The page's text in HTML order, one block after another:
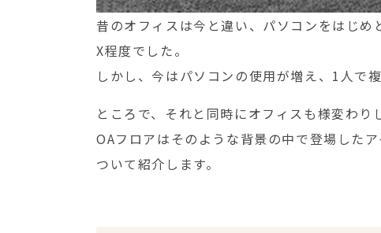
昔のオフィスは今と違い、パソコンをはじ
X程度でした。
しかし、今はパソコンの使用が増え、1人で
ところで、それと同時にオフィスも様変わり
OAフロアはそのような背景の中で登場した
ついて紹介します。